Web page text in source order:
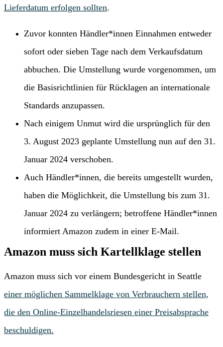
Lieferdatum erfolgen sollten.
Zuvor konnten Händler*innen Einnahmen entweder
sofort oder sieben Tage nach dem Verkaufsdatum
abbuchen. Die Umstellung wurde vorgenommen, um
die Basisrichtlinien für Rücklagen an internationale
Standards anzupassen.
Nach einigem Unmut wird die ursprünglich für den
3. August 2023 geplante Umstellung nun auf den 31.
Januar 2024 verschoben.
Auch Händler*innen, die bereits umgestellt wurden,
haben die Möglichkeit, die Umstellung bis zum 31.
Januar 2024 zu verlängern; betroffene Händler*innen
informiert Amazon zudem in einer E-Mail.
Amazon muss sich Kartellklage stellen
Amazon muss sich vor einem Bundesgericht in Seattle
einer möglichen Sammelklage von Verbrauchern stellen,
die den Online-Einzelhandelsriesen einer Preisabsprache
beschuldigen.